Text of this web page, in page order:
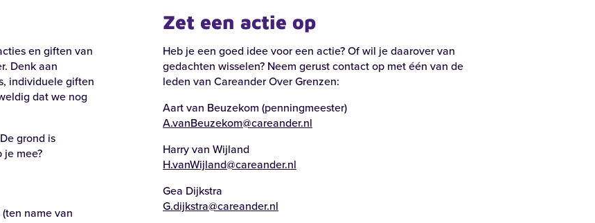
en giften van
Denk aan
individuele giften
dat we nog
grond is
mee?
name van
Zet een actie op
Heb je een goed idee voor een actie? Of wil je daarover van
gedachten wisselen? Neem gerust contact op met één van de
leden van Careander Over Grenzen:
Aart van Beuzekom (penningmeester)
A.vanBeuzekom@careander.nl
Harry van Wijland
H.vanWijland@careander.nl
Gea Dijkstra
G.dijkstra@careander.nl